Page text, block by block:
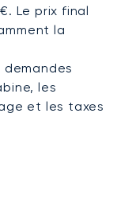
Le prix final
la
les
et les taxes